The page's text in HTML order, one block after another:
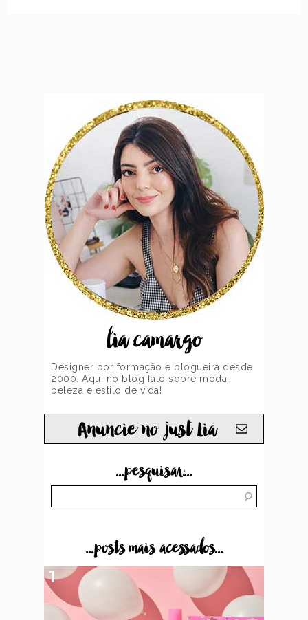
lia camargo
Designer por formação e blogueira desde
2000. Aqui no blog falo sobre moda,
beleza e estilo de vida!
Anuncie no just Lia
...pesquisar...
...posts mais acessados...
1